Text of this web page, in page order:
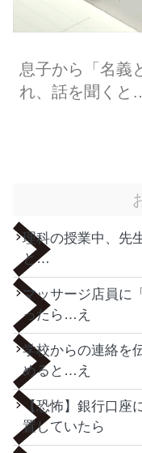
息子から「名義
れ、話を聞くと
理科の授業中、先
と…
マッサージ店員に
ったら…え
学校からの連絡を
めると…え
【恐怖】銀行口座
置していたら